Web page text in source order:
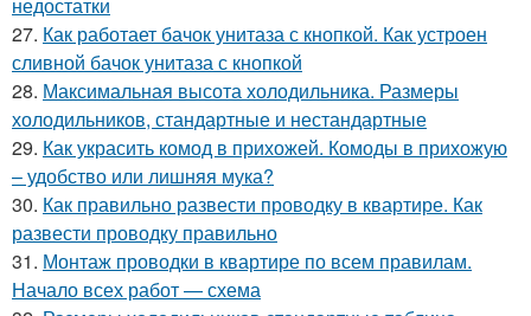
недостатки
27. Как работает бачок унитаза с кнопкой. Как устроен
сливной бачок унитаза с кнопкой
28. Максимальная высота холодильника. Размеры
холодильников, стандартные и нестандартные
29. Как украсить комод в прихожей. Комоды в прихожую
– удобство или лишняя мука?
30. Как правильно развести проводку в квартире. Как
развести проводку правильно
31. Монтаж проводки в квартире по всем правилам.
Начало всех работ — схема